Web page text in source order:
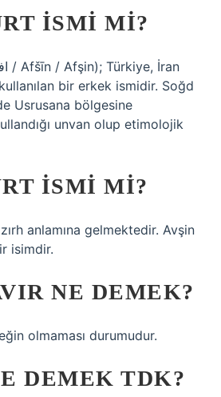
ISMI MI?
bir erkek ismidir. Soğd
Usrusana bölgesine
unvan olup etimolojik
ISMI MI?
anlamına gelmektedir. Avşin
isimdir.
NE DEMEK?
olmaması durumudur.
DEMEK TDK?